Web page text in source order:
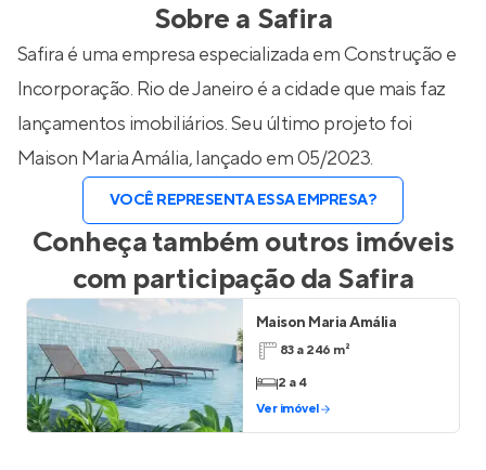
Sobre a Safira
Safira é uma empresa especializada em Construção e
Incorporação. Rio de Janeiro é a cidade que mais faz
lançamentos imobiliários. Seu último projeto foi
Maison Maria Amália, lançado em 05/2023.
VOCÊ REPRESENTA ESSA EMPRESA?
Conheça também outros imóveis
com participação da Safira
Maison Maria Amália
83 a 246 m²
2 a 4
Ver imóvel